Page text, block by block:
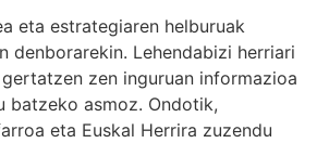
eta estrategiaren helburuak
denborarekin. Lehendabizi herriari
zen inguruan informazioa
batzeko asmoz. Ondotik,
eta Euskal Herrira zuzendu